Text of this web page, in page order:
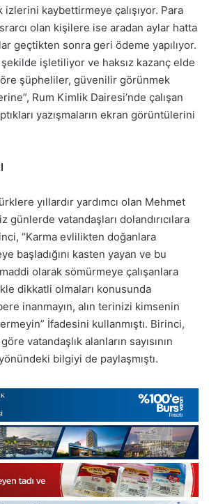
kaybettirmeye çalışıyor. Para
olan kişilere ise aradan aylar hatta
geçtikten sonra geri ödeme yapılıyor.
işletiliyor ve haksız kazanç elde
şüpheliler, güvenilir görünmek
Rum Kimlik Dairesi’nde çalışan
yazışmaların ekran görüntülerini
yıllardır yardımcı olan Mehmet
günlerde vatandaşları dolandırıcılara
“Karma evlilikten doğanlara
başladığını kasten yayan ve bu
maddi olarak sömürmeye çalışanlara
dikkatli olmaları konusunda
inanmayın, alın terinizi kimsenin
İfadesini kullanmıştı. Birinci,
vatandaşlık alanların sayısının
bilgiyi de paylaşmıştı.